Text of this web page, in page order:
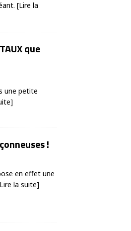
[Lire la
que
une petite
!
en effet une
la suite]